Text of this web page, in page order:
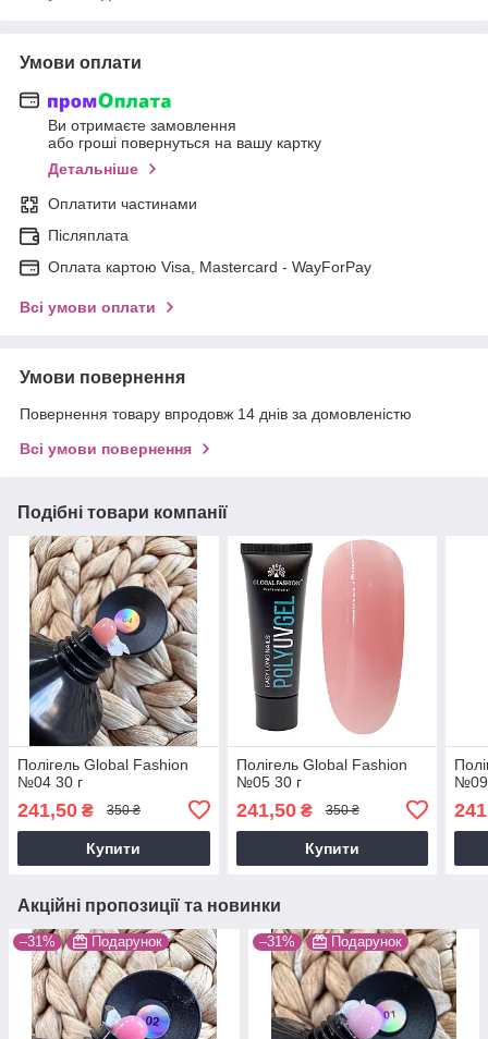
Умови оплати
Ви отримаєте замовлення
або гроші повернуться на вашу картку
Детальніше
Оплатити частинами
Післяплата
Оплата картою Visa, Mastercard - WayForPay
Всі умови оплати
Умови повернення
Повернення товару впродовж 14 днів за домовленістю
Всі умови повернення
Подібні товари компанії
Полігель Global Fashion
№04 30 г
241,50 ₴ 350 ₴
Купити
Полігель Global Fashion
№05 30 г
241,50₴ 350 ₴
Купити
№09
Акційні пропозиції та новинки
–31% Подарунок –31% Подарунок